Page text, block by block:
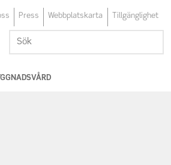
Press Webbplatskarta Tillgänglighet
Sök